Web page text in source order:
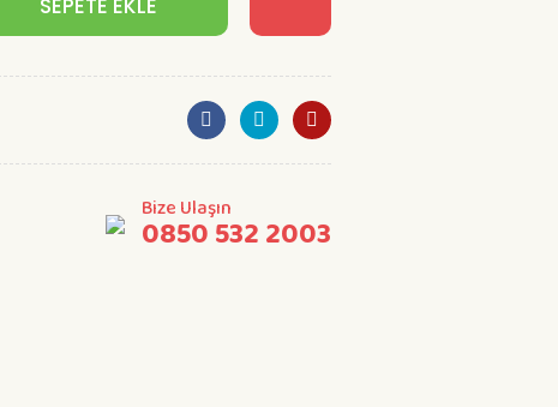
Bize Ulaşın
0850 532 2003